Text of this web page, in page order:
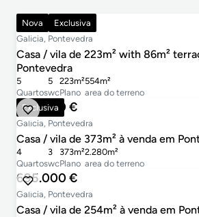
Nova Exclusiva
1.000.000 €
Galicia, Pontevedra
Casa / vila de 223m² with 86m²
Pontevedra
Quartos
5
wc
5
Plano
223m²
area do terreno
554m²
Exclusiva
595.000 €
Galicia, Pontevedra
Casa / vila de 373m² à venda em
Quartos
4
wc
3
Plano
373m²
area do terreno
2.280m²
695.000 €
Galicia, Pontevedra
Casa / vila de 254m² à venda em